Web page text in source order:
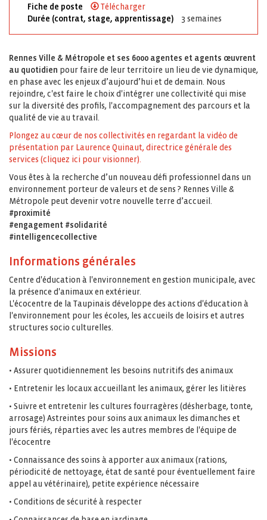
Fiche de poste
Télécharger
Durée (contrat, stage, apprentissage)
3 semaines
Rennes Ville & Métropole et ses 6000 agentes et agents œuvrent
au quotidien pour faire de leur territoire un lieu de vie dynamique,
en phase avec les enjeux d’aujourd’hui et de demain. Nous
rejoindre, c'est faire le choix d'intégrer une collectivité qui mise
sur la diversité des profils, l'accompagnement des parcours et la
qualité de vie au travail.
Plongez au cœur de nos collectivités en regardant la vidéo de
présentation par Laurence Quinaut, directrice générale des
services (cliquez ici pour visionner).
Vous êtes à la recherche d’un nouveau défi professionnel dans un
environnement porteur de valeurs et de sens ? Rennes Ville &
Métropole peut devenir votre nouvelle terre d’accueil.
#proximité
#engagement #solidarité
#intelligencecollective
Informations générales
Centre d'éducation à l'environnement en gestion municipale, avec
la présence d'animaux en extérieur.
L'écocentre de la Taupinais développe des actions d'éducation à
l'environnement pour les écoles, les accueils de loisirs et autres
structures socio culturelles.
Missions
• Assurer quotidiennement les besoins nutritifs des animaux
• Entretenir les locaux accueillant les animaux, gérer les litières
• Suivre et entretenir les cultures fourragères (désherbage, tonte,
arrosage) Astreintes pour soins aux animaux les dimanches et
jours fériés, réparties avec les autres membres de l'équipe de
l'écocentre
• Connaissance des soins à apporter aux animaux (rations,
périodicité de nettoyage, état de santé pour éventuellement faire
appel au vétérinaire), petite expérience nécessaire
• Conditions de sécurité à respecter